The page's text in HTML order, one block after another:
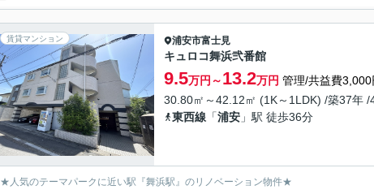
賃貸マンション 浦安市富士見
キュロコ舞浜弐番館
9.5万円～13.2万円 管理/共益費3,000
30.80㎡～42.12㎡ (1K～1LDK) /築37年 /
東西線 「浦安 」駅 徒歩36分
★人気のテーマパークに近い駅『舞浜駅』のリノベーション物件★